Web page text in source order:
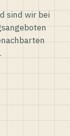
sind wir bei